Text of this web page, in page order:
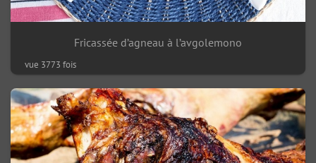
Fricassée d’agneau à l’avgolemono
vue 3773 fois